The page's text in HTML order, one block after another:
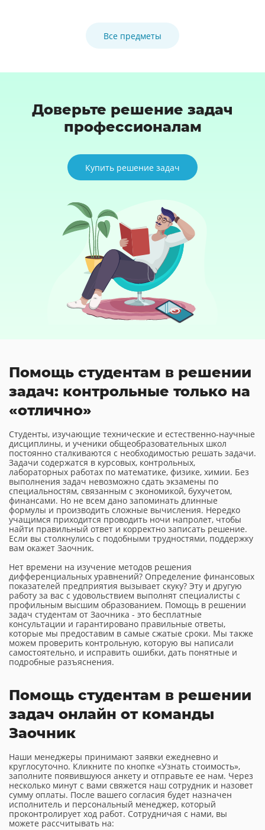
Все предметы
Доверьте решение задач
профессионалам
Купить решение задач
Помощь студентам в решении
задач: контрольные только на
«отлично»
Студенты, изучающие технические и естественно-научные
дисциплины, и ученики общеобразовательных школ
постоянно сталкиваются с необходимостью решать задачи.
Задачи содержатся в курсовых, контрольных,
лабораторных работах по математике, физике, химии. Без
выполнения задач невозможно сдать экзамены по
специальностям, связанным с экономикой, бухучетом,
финансами. Но не всем дано запоминать длинные
формулы и производить сложные вычисления. Нередко
учащимся приходится проводить ночи напролет, чтобы
найти правильный ответ и корректно записать решение.
Если вы столкнулись с подобными трудностями, поддержку
вам окажет Заочник.
Нет времени на изучение методов решения
дифференциальных уравнений? Определение финансовых
показателей предприятия вызывает скуку? Эту и другую
работу за вас с удовольствием выполнят специалисты с
профильным высшим образованием. Помощь в решении
задач студентам от Заочника - это бесплатные
консультации и гарантировано правильные ответы,
которые мы предоставим в самые сжатые сроки. Мы также
можем проверить контрольную, которую вы написали
самостоятельно, и исправить ошибки, дать понятные и
подробные разъяснения.
Помощь студентам в решении
задач онлайн от команды
Заочник
Наши менеджеры принимают заявки ежедневно и
круглосуточно. Кликните по кнопке «Узнать стоимость»,
заполните появившуюся анкету и отправьте ее нам. Через
несколько минут с вами свяжется наш сотрудник и назовет
сумму оплаты. После вашего согласия будет назначен
исполнитель и персональный менеджер, который
проконтролирует ход работ. Сотрудничая с нами, вы
можете рассчитывать на: